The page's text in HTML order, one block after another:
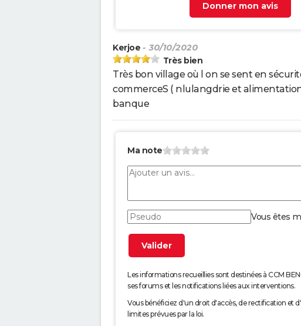
Donner mon avis
Kerjoe - 30/10/2020
Très bien
Très bon village où l on se sent en
commerceS ( nlulangdrie et
banque
Ma note
Vous êtes
Les informations recueillies sont destinées à CCM
ses forums et les notifications liées aux interventions.
Vous bénéficiez d'un droit d'accès, de rectification et
limites prévues par la loi.